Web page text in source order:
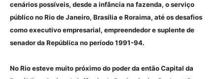
cenários possíveis, desde a infância na fazenda, o serviço
público no Rio de Janeiro, Brasília e Roraima, até os desafios
como executivo empresarial, empreendedor e suplente de
senador da República no período 1991-94.
No Rio esteve muito próximo do poder da então Capital da